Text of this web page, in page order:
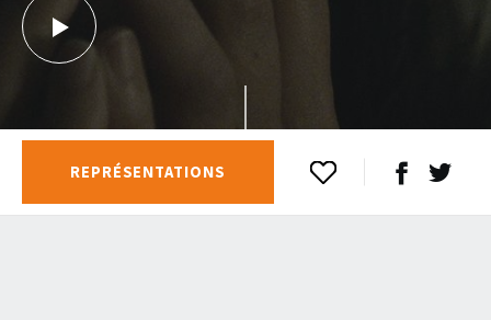
REPRÉSENTATIONS